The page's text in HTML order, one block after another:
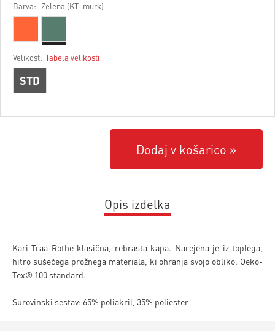
Barva: Zelena (KT_murk)
Velikost: Tabela velikosti
STD
Dodaj v košarico
Opis izdelka
Kari Traa Rothe klasična, rebrasta kapa. Narejena je iz toplega,
hitro sušečega prožnega materiala, ki ohranja svojo obliko. Oeko-
Tex® 100 standard.
Surovinski sestav: 65% poliakril, 35% poliester